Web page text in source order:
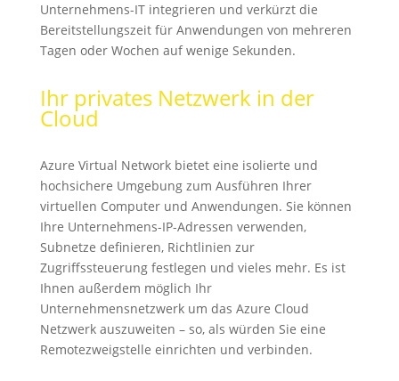
Unternehmens-IT integrieren und verkürzt die
Bereitstellungszeit für Anwendungen von mehreren
Tagen oder Wochen auf wenige Sekunden.
Ihr privates Netzwerk in der
Cloud
Azure Virtual Network bietet eine isolierte und
hochsichere Umgebung zum Ausführen Ihrer
virtuellen Computer und Anwendungen. Sie können
Ihre Unternehmens-IP-Adressen verwenden,
Subnetze definieren, Richtlinien zur
Zugriffssteuerung festlegen und vieles mehr. Es ist
Ihnen außerdem möglich Ihr
Unternehmensnetzwerk um das Azure Cloud
Netzwerk auszuweiten – so, als würden Sie eine
Remotezweigstelle einrichten und verbinden.